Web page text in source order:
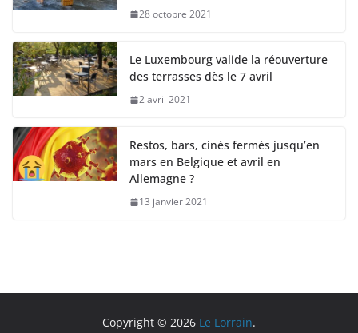
28 octobre 2021
Le Luxembourg valide la réouverture
des terrasses dès le 7 avril
2 avril 2021
Restos, bars, cinés fermés jusqu’en
mars en Belgique et avril en
Allemagne ?
13 janvier 2021
Copyright © 2026 Le Lorrain.